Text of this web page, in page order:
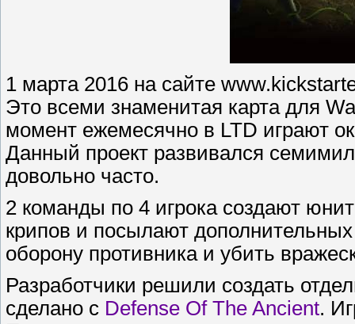
1 марта 2016 на сайте
Это всеми знаменитая карта для
момент ежемесячно в LTD играют
Данный проект развивался
довольно часто.
2 команды по 4 игрока создают
крипов и посылают
оборону противника и убить
Разработчики решили создать
сделано с Defense Of The Ancient.